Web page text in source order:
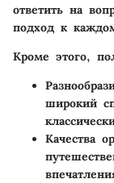
ответить на
подход к
Кроме этого,
широкий
Качества